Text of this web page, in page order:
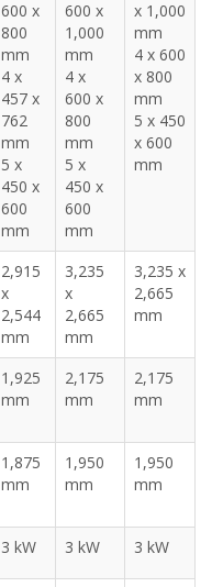
600 x
800
mm
4 x
457 x
762
mm
5 x
450 x
600
mm
600 x
1,000
mm
4 x
600 x
800
mm
5 x
450 x
600
mm
x 1,000
mm
4 x 600
x 800
mm
5 x 450
x 600
mm
2,915
x
2,544
mm
3,235
x
2,665
mm
3,235 x
2,665
mm
1,925
mm
2,175
mm
2,175
mm
1,875
mm
1,950
mm
1,950
mm
3 kW 3 kW 3 kW